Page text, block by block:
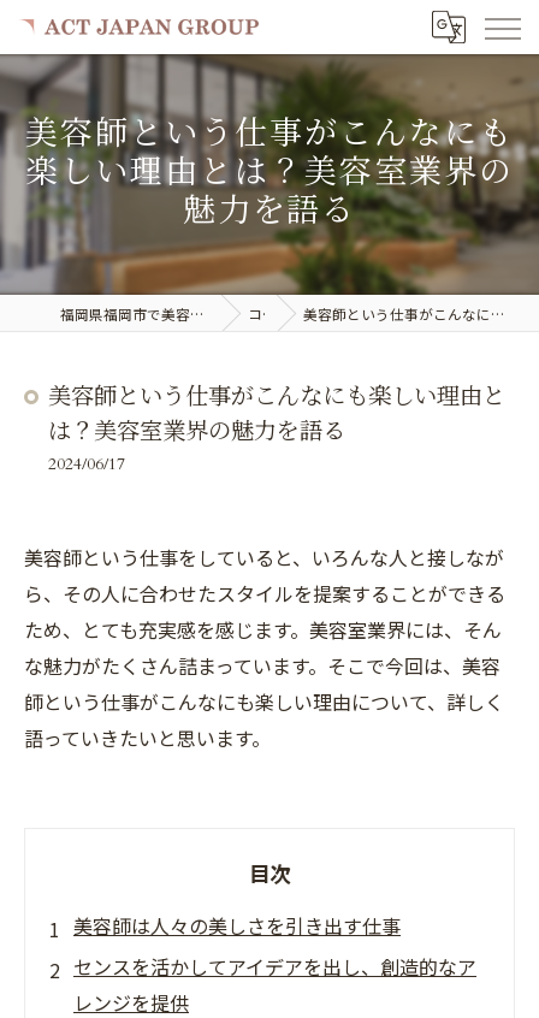
美容師という仕事がこんなにも
楽しい理由とは？美容室業界の
魅力を語る
福岡県福岡市で美容室の求人ならACT JAPAN GROUP コラム 美容師という仕事がこんなにも楽しい理由とは？美容室業界の魅力を語る
美容師という仕事がこんなにも楽しい理由と
は？美容室業界の魅力を語る
2024/06/17
美容師という仕事をしていると、いろんな人と接しなが
ら、その人に合わせたスタイルを提案することができる
ため、とても充実感を感じます。美容室業界には、そん
な魅力がたくさん詰まっています。そこで今回は、美容
師という仕事がこんなにも楽しい理由について、詳しく
語っていきたいと思います。
目次
美容師は人々の美しさを引き出す仕事
センスを活かしてアイデアを出し、創造的なア
レンジを提供